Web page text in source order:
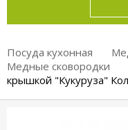
Посуда кухонная
Медные сковородки
крышкой "Кукуруза"